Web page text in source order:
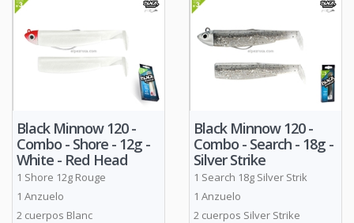
Black Minnow 120 -
Combo - Shore - 12g -
White - Red Head
1 Shore 12g Rouge
1 Anzuelo
2 cuerpos Blanc
Black Minnow 120 -
Combo - Search - 18g -
Silver Strike
1 Search 18g Silver Strik
1 Anzuelo
2 cuerpos Silver Strike